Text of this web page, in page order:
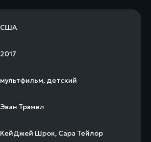
США
2017
мультфильм, детский
Эван Трэмел
КейДжей Шрок, Сара Тейлор